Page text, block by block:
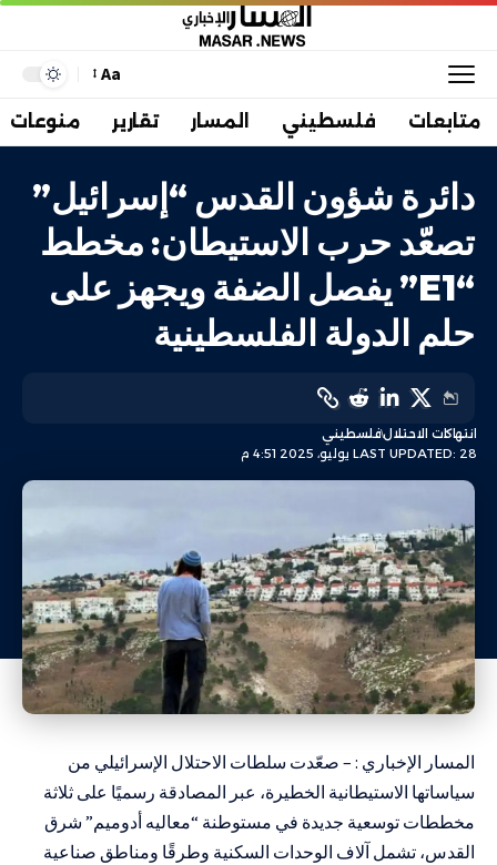
Aa
متابعات فلسطيني المسار تقارير منوعات
دائرة شؤون القدس “إسرائيل”
تصعّد حرب الاستيطان: مخطط
“E1” يفصل الضفة ويجهز على
حلم الدولة الفلسطينية
LAST UPDATED: 28 يوليو، 2025 4:51 م
انتهاكات الاحتلالفلسطيني
المسار الإخباري : – صعّدت سلطات الاحتلال الإسرائيلي من
سياساتها الاستيطانية الخطيرة، عبر المصادقة رسميًا على ثلاثة
مخططات توسعية جديدة في مستوطنة “معاليه أدوميم” شرق
القدس، تشمل آلاف الوحدات السكنية وطرقًا ومناطق صناعية